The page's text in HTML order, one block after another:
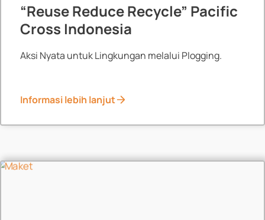
“Reuse Reduce Recycle” Pacific
Cross Indonesia
Aksi Nyata untuk Lingkungan melalui Plogging.
Informasi lebih lanjut